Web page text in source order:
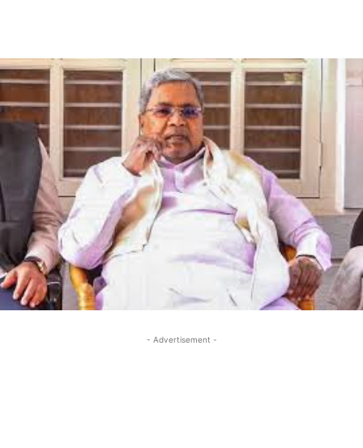
- Advertisement -